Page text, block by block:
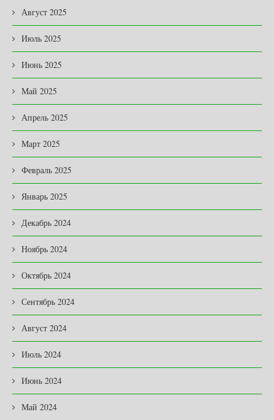
Август 2025
Июль 2025
Июнь 2025
Май 2025
Апрель 2025
Март 2025
Февраль 2025
Январь 2025
Декабрь 2024
Ноябрь 2024
Октябрь 2024
Сентябрь 2024
Август 2024
Июль 2024
Июнь 2024
Май 2024